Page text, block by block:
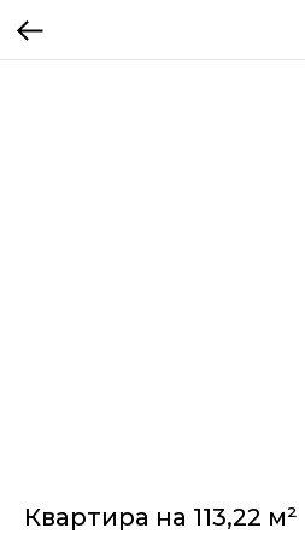
Квартира на 113,22 м²